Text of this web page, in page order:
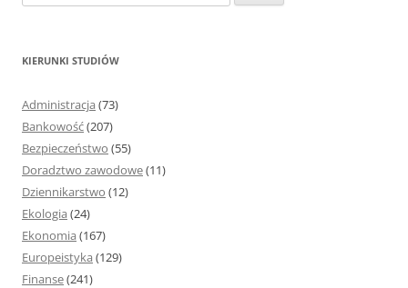
z
KIERUNKI STUDIÓW
Administracja (73)
Bankowość(207)
Bezpieczeństwo (55)
Doradztwo zawodowe(11)
Dziennikarstwo (12)
Ekologia (24)
Ekonomia (167)
Europeistyka (129)
Finanse(241)